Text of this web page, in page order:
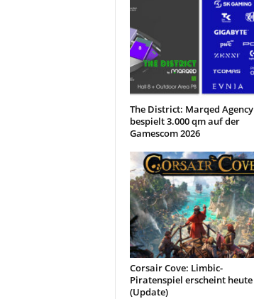
The District: Marqed Agency
bespielt 3.000 qm auf der
Gamescom 2026
Corsair Cove: Limbic-
Piratenspiel erscheint heute
(Update)